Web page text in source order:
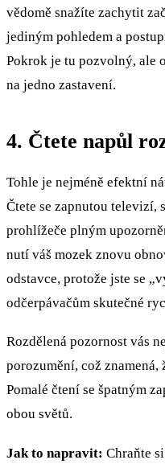
vědomě snažíte zachytit
jediným pohledem a
Pokrok je tu pozvolný, ale
na jedno zastavení.
4. Čtete napůl
Tohle je nejméně efektní
Čtete se zapnutou televizí,
prohlížeče plným
nutí váš mozek znovu
odstavce, protože jste se
odčerpávačům skutečné
Rozdělená pozornost vás
porozumění, což znamená,
Pomalé čtení se špatným
obou světů.
Jak to napravit: Chraňte